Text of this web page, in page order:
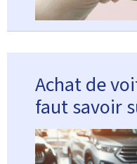
Achat de
faut savoir